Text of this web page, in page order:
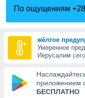
Вы можете
к этому
доступ
По ощущениям
жёлтое
Умеренное
Иерусалим
приложением
БЕСПЛАТНО